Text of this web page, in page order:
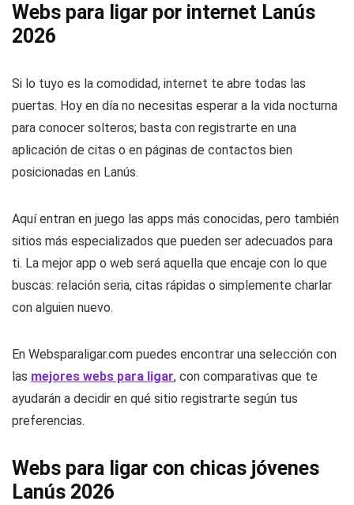
Webs para ligar por internet Lanús
2026
Si lo tuyo es la comodidad, internet te abre todas las
puertas. Hoy en día no necesitas esperar a la vida nocturna
para conocer solteros; basta con registrarte en una
aplicación de citas o en páginas de contactos bien
posicionadas en Lanús.
Aquí entran en juego las apps más conocidas, pero también
sitios más especializados que pueden ser adecuados para
ti. La mejor app o web será aquella que encaje con lo que
buscas: relación seria, citas rápidas o simplemente charlar
con alguien nuevo.
En Websparaligar.com puedes encontrar una selección con
las mejores webs para ligar, con comparativas que te
ayudarán a decidir en qué sitio registrarte según tus
preferencias.
Webs para ligar con chicas jóvenes
Lanús 2026